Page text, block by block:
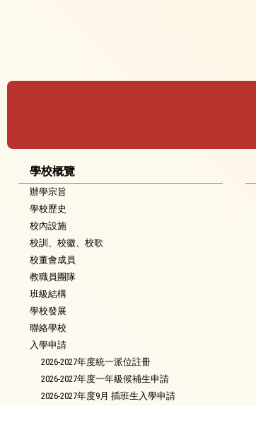
學校概覽
辦學宗旨
學校歷史
校內設施
校訓、校徽、校歌
校董會成員
教職員團隊
班級結構
學校發展
聯絡學校
入學申請
2026-2027年度統一派位註冊
2026-2027年度一年級候補生申請
2026-2027年度9月 插班生入學申請